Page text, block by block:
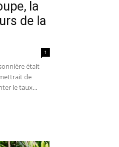
la
de la
1
était
de
le taux...